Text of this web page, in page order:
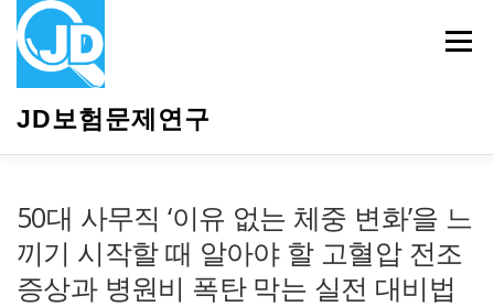
JD보험문제연구
메뉴
50대 사무직 ‘이유 없는 체중 변화’을 느
끼기 시작할 때 알아야 할 고혈압 전조
증상과 병원비 폭탄 막는 실전 대비법